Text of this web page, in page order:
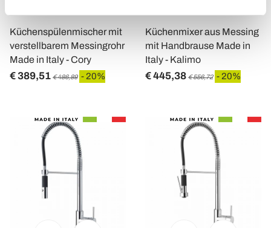
Approfondisci come vengono elaborati i tuoi dati personali
e imposta le tue preferenze nella
sezione dettagli
modificare o ritirare il tuo consenso in qualsiasi momento
dalla Dichiarazione sui cookie.
annunci, per fornire funzionalità dei social media e per
analizzare il nostro traffico. Condividiamo inoltre
informazioni sul modo in cui utilizza il nostro sito con i
nostri partner che si occupano di analisi dei dati web,
pubblicità e social media, i quali potrebbero combinarle
con altre informazioni che ha fornito loro o che hanno
raccolto dal suo utilizzo dei loro servizi.
Küchenspülenmischer mit
verstellbarem Messingrohr
Made in Italy - Cory
€ 389,51 € 486,89 - 20%
Küchenmixer aus Messing
mit Handbrause Made in
Italy - Kalimo
€ 445,38 € 556,72 - 20%